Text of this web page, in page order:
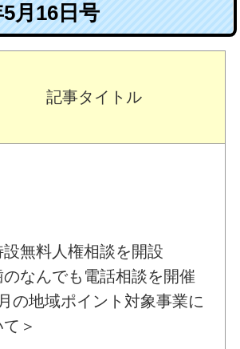
月16日号
記事タイトル
設無料人権相談を開設
のなんでも電話相談を開催
の地域ポイント対象事業に
＞